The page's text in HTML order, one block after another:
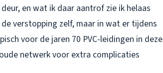
en wat ik daar aantrof zie ik helaas
verstopping zelf, maar in wat er tijdens
voor de jaren 70 PVC-leidingen in deze
netwerk voor extra complicaties